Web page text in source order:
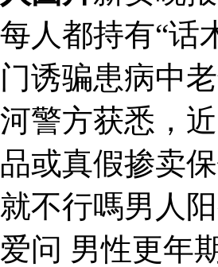
每人都持有“话
门诱骗患病中
河警方获悉，
品或真假掺卖
就不行嗎男人
爱问 男性更年